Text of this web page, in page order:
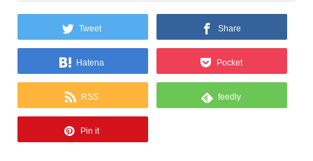
Tweet Share
Hatena Pocket
RSS feedly
Pin it